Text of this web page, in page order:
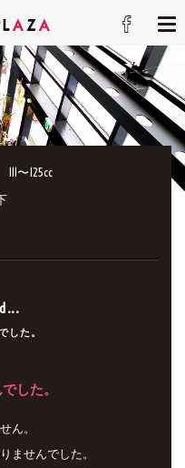
111〜125cc
した。
した。
ん。
ませんでした。